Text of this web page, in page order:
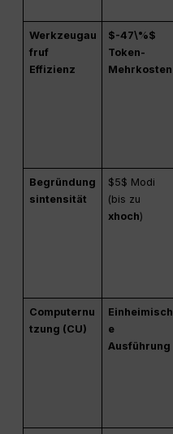
Werkzeugau
fruf
Effizienz
$-47\%$
Token-
Mehrkosten
Begründung
sintensität
$5$ Modi
(bis zu
xhoch)
Computernu
tzung (CU)
Einheimisch
e
Ausführung